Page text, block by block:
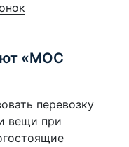
«МОС
перевозку
вещи при